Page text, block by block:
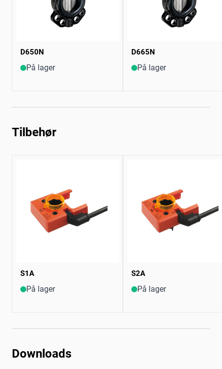
D650N
På lager
D665N
På lager
Tilbehør
S1A
På lager
S2A
På lager
Downloads